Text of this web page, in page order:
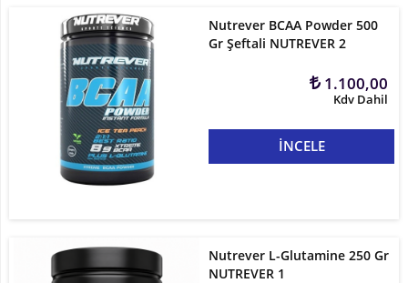
Nutrever BCAA Powder 500
Gr Şeftali NUTREVER 2
1.100,00
Kdv Dahil
İNCELE
Nutrever L-Glutamine 250 Gr
NUTREVER 1